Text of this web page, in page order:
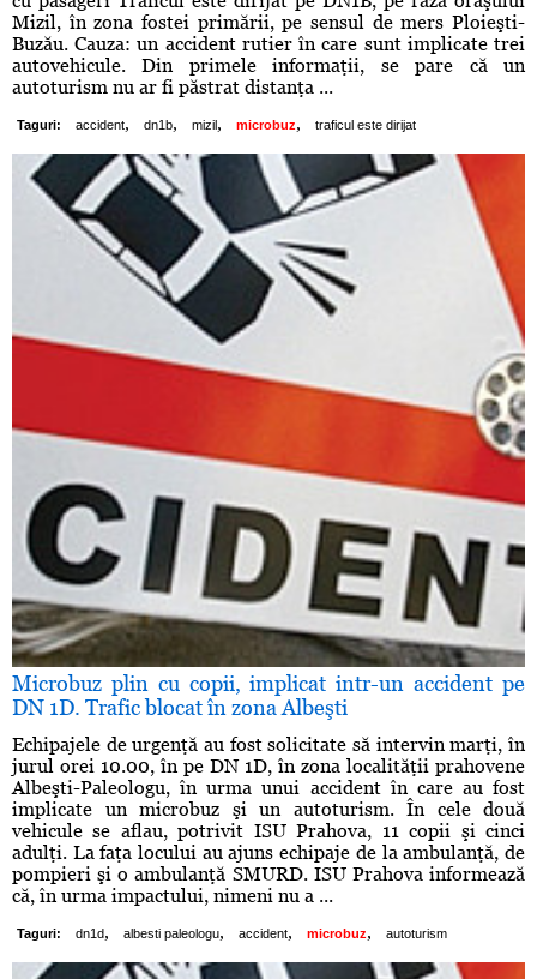
Mizil, în zona fostei primării, pe sensul de mers Ploieşti-
Buzău. Cauza: un accident rutier în care sunt implicate trei
autovehicule. Din primele informaţii, se pare că un
autoturism nu ar fi păstrat distanţa ...
Taguri: accident, dn1b, mizil, microbuz, traficul este dirijat
Microbuz plin cu copii, implicat intr-un accident pe
DN 1D. Trafic blocat în zona Albeşti
Echipajele de urgenţă au fost solicitate să intervin marţi, în
jurul orei 10.00, în pe DN 1D, în zona localităţii prahovene
Albeşti-Paleologu, în urma unui accident în care au fost
implicate un microbuz şi un autoturism. În cele două
vehicule se aflau, potrivit ISU Prahova, 11 copii şi cinci
adulţi. La faţa locului au ajuns echipaje de la ambulanţă, de
pompieri şi o ambulanţă SMURD. ISU Prahova informează
că, în urma impactului, nimeni nu a ...
Taguri: dn1d, albesti paleologu, accident, microbuz, autoturism